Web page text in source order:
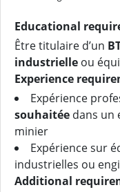
Educational
Être titulaire d’un
industrielle ou
Experience
Expérience
souhaitée dans un
minier
Expérience sur
industrielles ou
Additional